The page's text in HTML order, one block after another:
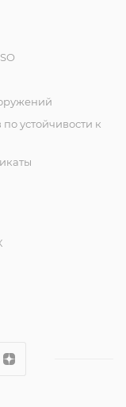
устойчивости к